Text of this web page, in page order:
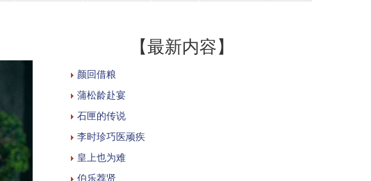
【最新内容】
颜回借粮
蒲松龄赴宴
石匣的传说
李时珍巧医顽疾
皇上也为难
伯乐荐贤